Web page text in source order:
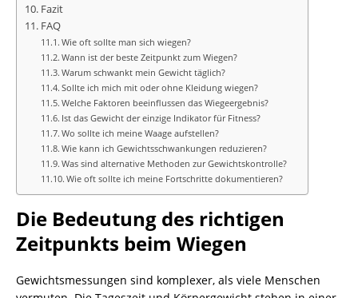
Fazit
FAQ
Wie oft sollte man sich wiegen?
Wann ist der beste Zeitpunkt zum Wiegen?
Warum schwankt mein Gewicht täglich?
Sollte ich mich mit oder ohne Kleidung wiegen?
Welche Faktoren beeinflussen das Wiegeergebnis?
Ist das Gewicht der einzige Indikator für Fitness?
Wo sollte ich meine Waage aufstellen?
Wie kann ich Gewichtsschwankungen reduzieren?
Was sind alternative Methoden zur Gewichtskontrolle?
Wie oft sollte ich meine Fortschritte dokumentieren?
Die Bedeutung des richtigen
Zeitpunkts beim Wiegen
Gewichtsmessungen sind komplexer, als viele Menschen